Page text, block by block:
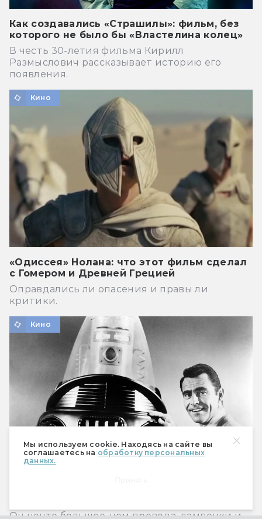
Мы используем cookie. Находясь на сайте вы
соглашаетесь на обработку персональных
данных.
Как создавались «Страшилы»: фильм, без
которого не было бы «Властелина колец»
В честь 30-летия фильма Кирилл
Размыслович рассказывает историю его
появления.
Кино
«Одиссея» Нолана: что этот фильм сделал
с Гомером и Древней Грецией
Оправдались ли опасения и правы ли
критики.
Кино
Он нечто большее, чем провода, лампочки и